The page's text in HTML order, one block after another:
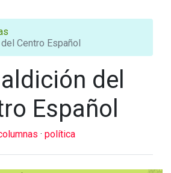
Centro Español
del
Español
· política